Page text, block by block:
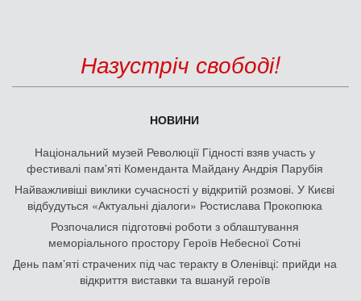
Назустріч свободі!
НОВИНИ
Національний музей Революції Гідності взяв участь у
фестивалі пам'яті Коменданта Майдану Андрія Парубія
Найважливіші виклики сучасності у відкритій розмові. У Києві
відбудуться «Актуальні діалоги» Ростислава Прокопюка
Розпочалися підготовчі роботи з облаштування
меморіального простору Героїв Небесної Сотні
День памʼяті страчених під час теракту в Оленівці: прийди на
відкриття виставки та вшануй героїв